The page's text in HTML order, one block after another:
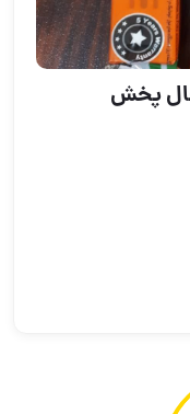
پخش